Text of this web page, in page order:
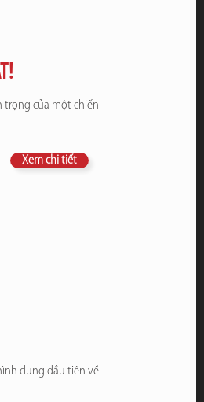
trọng của một chiến
Xem chi tiết
dung đầu tiên về